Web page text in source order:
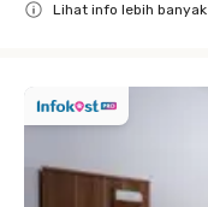
Lihat info lebih banyak